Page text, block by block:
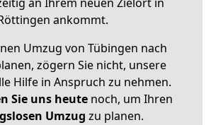
ankommt.
Umzug von Tübingen nach
zögern Sie nicht, unsere
Hilfe in Anspruch zu nehmen.
Sie uns heutenoch, um Ihren
Umzug zu planen.